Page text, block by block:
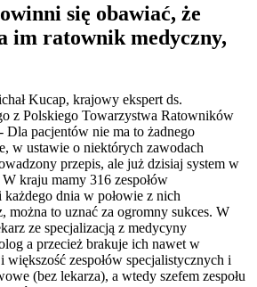
się obawiać, że
im ratownik medyczny,
Kucap, krajowy ekspert ds.
z Polskiego Towarzystwa Ratowników
pacjentów nie ma to żadnego
w ustawie o niektórych zawodach
przepis, ale już dzisiaj system w
kraju mamy 316 zespołów
dnia w połowie z nich
można to uznać za ogromny sukces. W
ze specjalizacją z medycyny
a przecież brakuje ich nawet w
większość zespołów specjalistycznych i
(bez lekarza), a wtedy szefem zespołu